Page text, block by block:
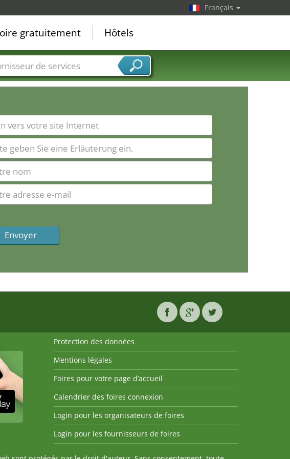
Français
gratuitement Hôtels
de services
Protection des données
Mentions légales
Foires pour votre page d’accueil
Calendrier des foires connexion
Login pour les organisateurs de foires
Login pour les fournisseurs de foires